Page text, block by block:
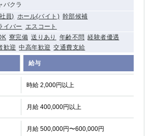
バクラ
員) ホール(バイト) 幹部候補
イバー
エスコート
寮完備 送りあり 年齢不問 経験者優遇
歓迎 中高年歓迎 交通費支給
給与
時給 2,000円以上
月給 400,000円以上
月給 500,000円〜600,000円
）
学芸大学
園口） 小作・羽村・福生エリア
吉祥寺（北口／東口）
錦糸町南口
金町（北口）
好立地！①JR埼京線「赤羽駅」から徒歩2分 ②東
宿 ③西部新宿 ③東新宿
①歌舞伎町 ②新宿
錦糸町(南口)
清瀬（南口）